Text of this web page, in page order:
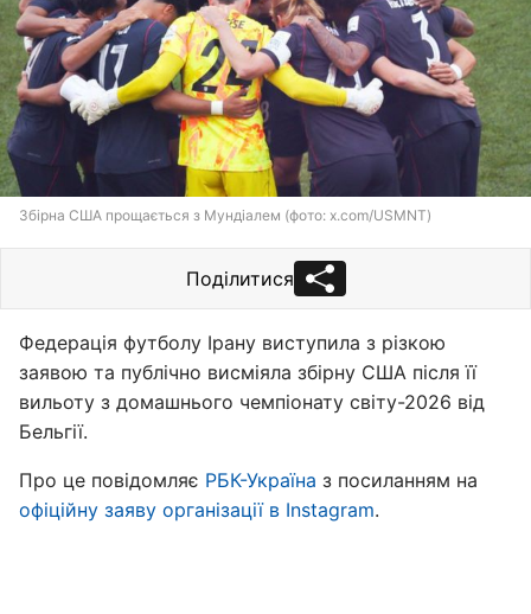
Збірна США прощається з Мундіалем (фото: x.com/USMNT)
Поділитися
Федерація футболу Ірану виступила з різкою
заявою та публічно висміяла збірну США після її
вильоту з домашнього чемпіонату світу-2026 від
Бельгії.
Про це повідомляє РБК-Україна з посиланням на
офіційну заяву організації в Instagram.